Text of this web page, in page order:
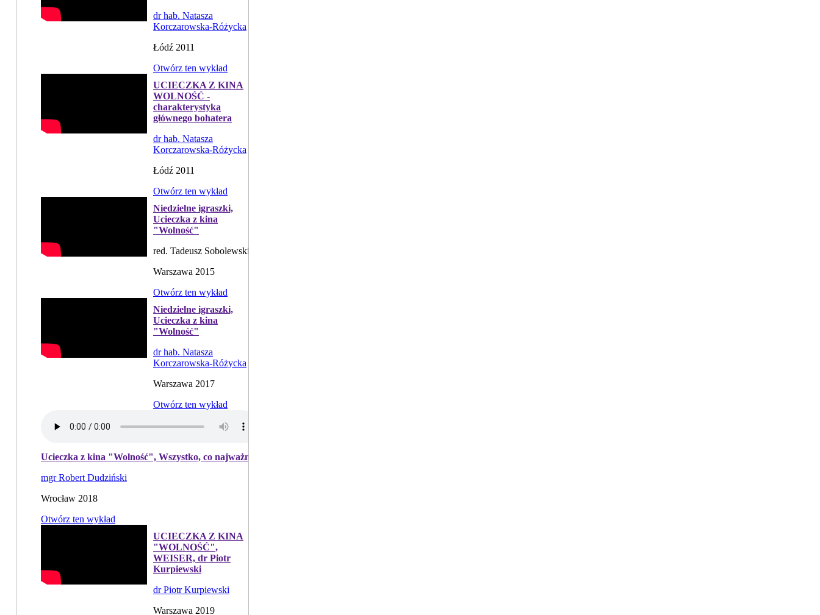
dr hab. Natasza
Korczarowska-Różycka
Łódź 2011
Otwórz ten wykład
UCIECZKA Z KINA
WOLNOŚĆ -
charakterystyka
głównego bohatera
dr hab. Natasza
Korczarowska-Różycka
Łódź 2011
Otwórz ten wykład
Niedzielne igraszki,
Ucieczka z kina
"Wolność"
red. Tadeusz Sobolewski
Warszawa 2015
Otwórz ten wykład
Niedzielne igraszki,
Ucieczka z kina
"Wolność"
dr hab. Natasza
Korczarowska-Różycka
Warszawa 2017
Otwórz ten wykład
Ucieczka z kina "Wolność", Wszystko, co najważniejsze
mgr Robert Dudziński
Wrocław 2018
Otwórz ten wykład
UCIECZKA Z KINA
"WOLNOŚĆ",
WEISER, dr Piotr
Kurpiewski
dr Piotr Kurpiewski
Warszawa 2019